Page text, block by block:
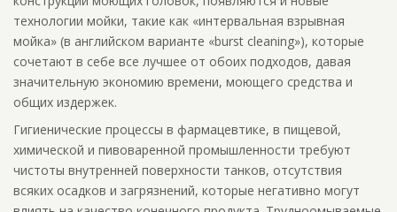
технологии мойки, такие как «интервальная взрывная
мойка» (в английском варианте «burst cleaning»), которые
сочетают в себе все лучшее от обоих подходов, давая
значительную экономию времени, моющего средства и
общих издержек.
Гигиенические процессы в фармацевтике, в пищевой,
химической и пивоваренной промышленности требуют
чистоты внутренней поверхности танков, отсутствия
всяких осадков и загрязнений, которые негативно могут